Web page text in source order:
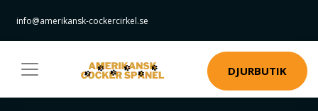
info@amerikansk-cockercirkel.se
DJURBUTIK